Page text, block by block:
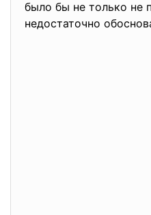
было бы не только не
недостаточно